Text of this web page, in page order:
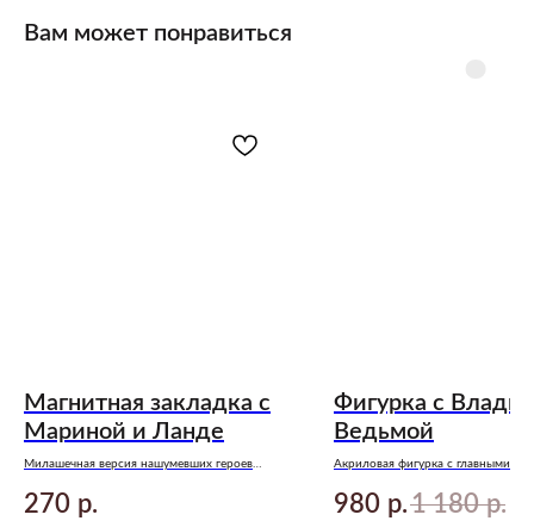
Вам может понравиться
Магнитная закладка с
Мариной и Ланде
Милашечная версия нашумевших героев
270 р.
Фигурка с
Ведьмой
Акриловая фигурка с главными
980 р.1 180 р.